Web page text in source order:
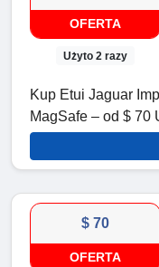
OFERTA
Użyto 2 razy
Kup Etui Jaguar
MagSafe – od $ 70
$ 70
OFERTA